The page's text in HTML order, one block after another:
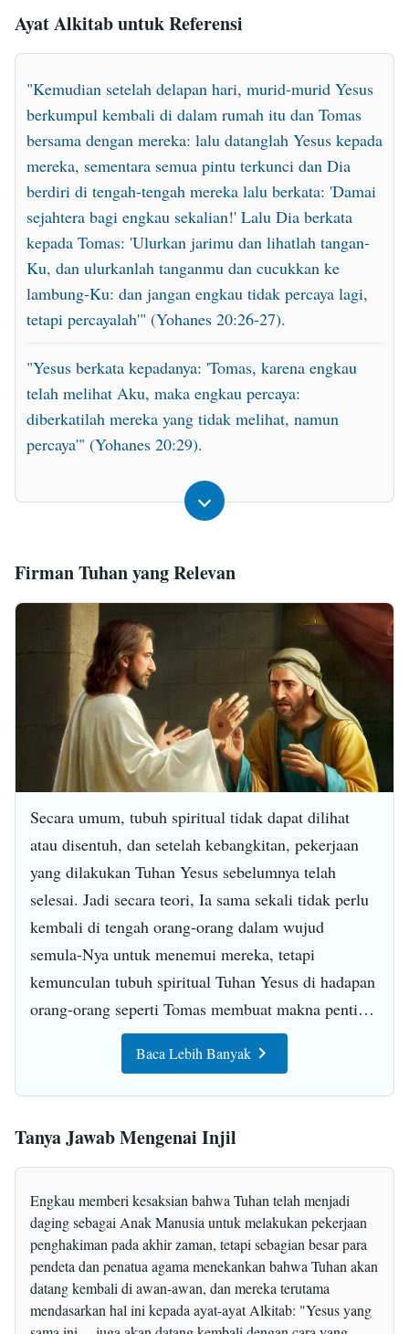
Ayat Alkitab untuk Referensi
"Kemudian setelah delapan hari, murid-murid Yesus
berkumpul kembali di dalam rumah itu dan Tomas
bersama dengan mereka: lalu datanglah Yesus kepada
mereka, sementara semua pintu terkunci dan Dia
berdiri di tengah-tengah mereka lalu berkata: 'Damai
sejahtera bagi engkau sekalian!' Lalu Dia berkata
kepada Tomas: 'Ulurkan jarimu dan lihatlah tangan-
Ku, dan ulurkanlah tanganmu dan cucukkan ke
lambung-Ku: dan jangan engkau tidak percaya lagi,
tetapi percayalah'" (Yohanes 20:26-27).
"Yesus berkata kepadanya: 'Tomas, karena engkau
telah melihat Aku, maka engkau percaya:
diberkatilah mereka yang tidak melihat, namun
percaya'" (Yohanes 20:29).
Firman Tuhan yang Relevan
Secara umum, tubuh spiritual tidak dapat dilihat
atau disentuh, dan setelah kebangkitan, pekerjaan
yang dilakukan Tuhan Yesus sebelumnya telah
selesai. Jadi secara teori, Ia sama sekali tidak perlu
kembali di tengah orang-orang dalam wujud
semula-Nya untuk menemui mereka, tetapi
kemunculan tubuh spiritual Tuhan Yesus di hadapan
orang-orang seperti Tomas membuat makna penting
dari pekerjaan-Nya menjadi lebih nyata, dan lebih
merasuk ke dalam hati orang-orang. Ketika Ia
menghampiri Tomas, Ia membiarkan Tomas yang
kepadanya: "Ulurkanlah tanganmu dan cucukkan ke
lambung-Ku: dan jangan engkau tidak percaya lagi,
tetapi percayalah." Perkataan ini, tindakan-tindakan
ini bukanlah hal-hal yang ingin dikatakan dan
dilakukan Tuhan Yesus setelah Ia bangkit,
melainkan hal-hal yang ingin Ia lakukan sebelum Ia
disalibkan. Jelas di sini bahwa Tuhan Yesus sebelum
Baca Lebih Banyak
Tanya Jawab Mengenai Injil
Engkau memberi kesaksian bahwa Tuhan telah menjadi
daging sebagai Anak Manusia untuk melakukan pekerjaan
penghakiman pada akhir zaman, tetapi sebagian besar para
pendeta dan penatua agama menekankan bahwa Tuhan akan
datang kembali di awan-awan, dan mereka terutama
mendasarkan hal ini kepada ayat-ayat Alkitab: "Yesus yang